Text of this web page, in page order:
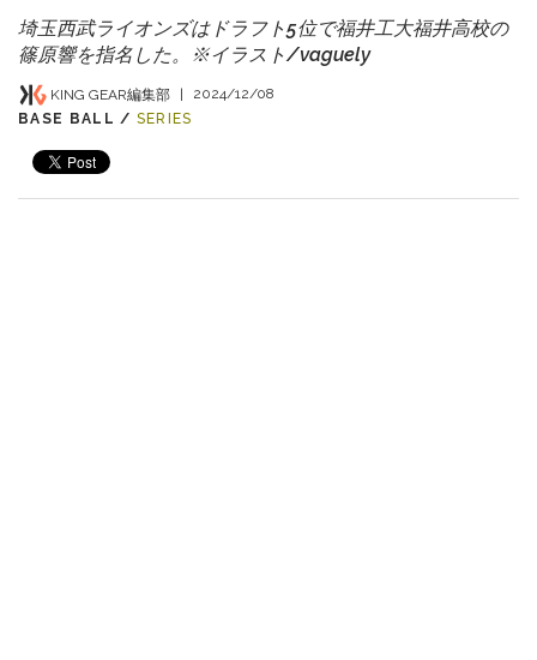
埼玉西武ライオンズはドラフト5位で福井工大福井高校の
篠原響を指名した。※イラスト/vaguely
KING GEAR編集部 |
2024/12/08
BASE BALL / SERIES